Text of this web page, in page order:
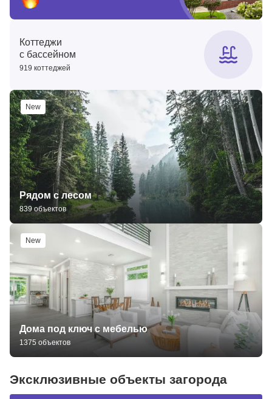
New
Рядом с лесом
839 объектов
Коттеджи
с бассейном
919 коттеджей
New
Дома под ключ с мебелью
1375 объектов
Эксклюзивные объекты загорода